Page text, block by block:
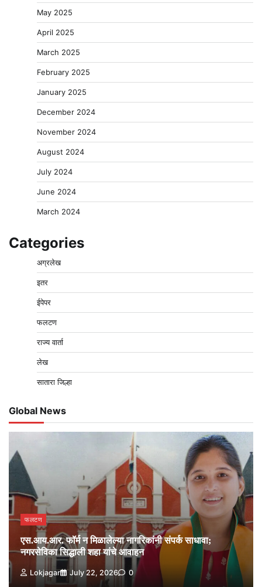
May 2025
April 2025
March 2025
February 2025
January 2025
December 2024
November 2024
August 2024
July 2024
June 2024
March 2024
Categories
अग्रलेख
इतर
ईपेपर
फलटण
राज्य वार्ता
लेख
सातारा जिल्हा
Global News
फलटण
एस.आय.आर. फॉर्म न मिळालेल्या नागरिकांनी संपर्क साधावा;
नगरसेविका सिद्धाली शहा यांचे आवाहन
Lokjagar July 22, 2026 0